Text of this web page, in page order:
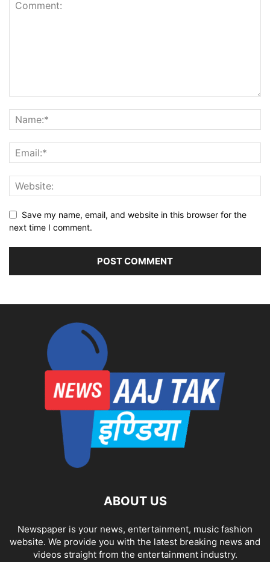
Save my name, email, and website in this browser for the
next time I comment.
ABOUT US
Newspaper is your news, entertainment, music fashion
website. We provide you with the latest breaking news and
videos straight from the entertainment industry.